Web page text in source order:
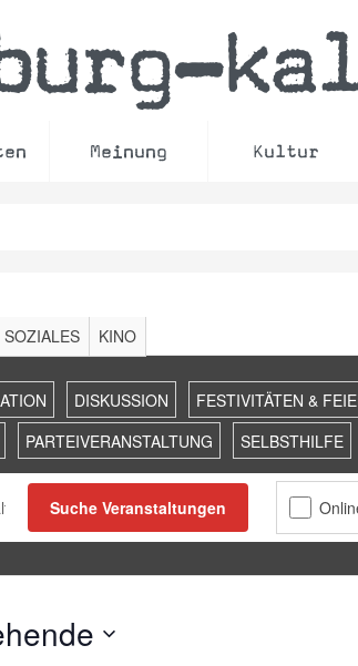
–
Meinung Kultur
Suche Veranstaltungen
SOZIALES KINO
DISKUSSION FESTIVITÄTEN &
PARTEIVERANSTALTUNG SELBSTHILFE